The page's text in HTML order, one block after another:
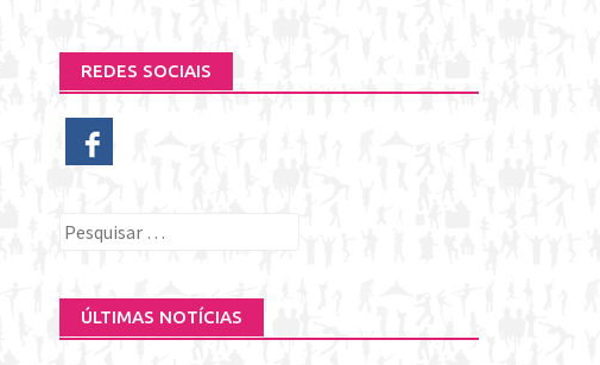
REDES SOCIAIS
Pesquisar
ÚLTIMAS NOTÍCIAS